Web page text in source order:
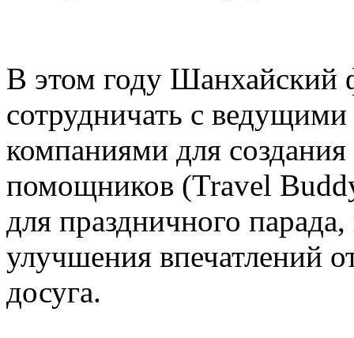
В этом году Шанхайский
сотрудничать с
компаниями для
помощников (Travel
для праздничного
улучшения впечатлений
досуга.